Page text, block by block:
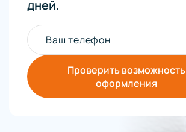
дней.
Ваш телефон
Проверить возможность
оформления